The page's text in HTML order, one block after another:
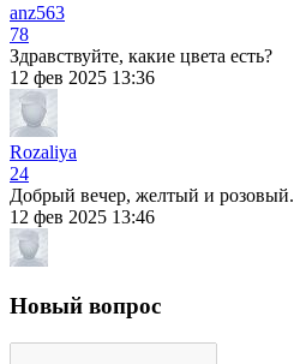
anz563
78
Здравствуйте, какие цвета есть?
12 фев 2025 13:36
Rozaliya
24
Добрый вечер, желтый и розовый.
12 фев 2025 13:46
Новый вопрос